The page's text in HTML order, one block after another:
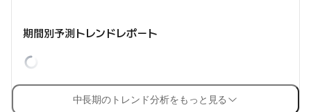
期間別予測トレンドレポート
中長期のトレンド分析をもっと見る